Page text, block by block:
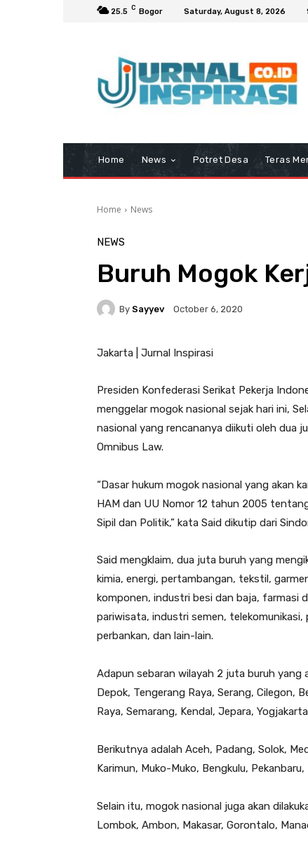
25.5 C Bogor Saturday, August 8, 2026
Home News Potret Desa Teras
Home News
NEWS
Buruh Mogok
By Sayyev October 6, 2020
Jakarta | Jurnal Inspirasi
Presiden Konfederasi Serikat Pekerja
menggelar mogok nasional sejak hari ini,
nasional yang rencananya diikuti oleh dua
Omnibus Law.
“Dasar hukum mogok nasional yang akan
HAM dan UU Nomor 12 tahun 2005
Sipil dan Politik,” kata Said dikutip dari
Said mengklaim, dua juta buruh yang
kimia, energi, pertambangan, tekstil,
komponen, industri besi dan baja, farmasi
pariwisata, industri semen,
perbankan, dan lain-lain.
Adapun sebaran wilayah 2 juta buruh yang
Depok, Tengerang Raya, Serang, Cilegon,
Raya, Semarang, Kendal, Jepara,
Berikutnya adalah Aceh, Padang, Solok,
Karimun, Muko-Muko, Bengkulu,
Selain itu, mogok nasional juga akan
Lombok, Ambon, Makasar, Gorontalo,